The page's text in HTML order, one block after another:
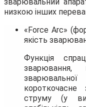
низкою інших
«Force Arc»
якість
Функція
короткочасне
струму (у